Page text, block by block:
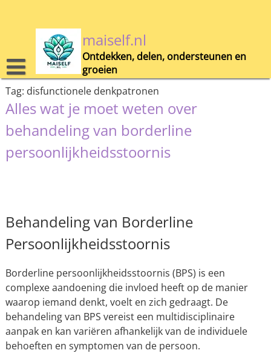
maiself.nl
Ontdekken, delen, ondersteunen en
groeien
Tag: disfunctionele denkpatronen
Alles wat je moet weten over
behandeling van borderline
persoonlijkheidsstoornis
Behandeling van Borderline
Persoonlijkheidsstoornis
Borderline persoonlijkheidsstoornis (BPS) is een
complexe aandoening die invloed heeft op de manier
waarop iemand denkt, voelt en zich gedraagt. De
behandeling van BPS vereist een multidisciplinaire
aanpak en kan variëren afhankelijk van de individuele
behoeften en symptomen van de persoon.